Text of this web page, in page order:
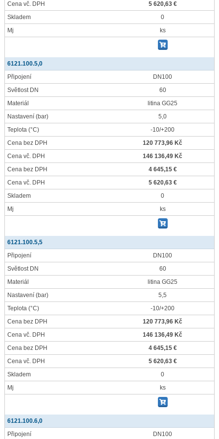
Cena vč. DPH
5 620,63 €
Skladem
0
Mj
ks
6121.100.5,0
Připojení
DN100
Světlost DN
60
Materiál
litina GG25
Nastavení (bar)
5,0
Teplota (°C)
-10/+200
Cena bez DPH
120 773,96 Kč
Cena vč. DPH
146 136,49 Kč
Cena bez DPH
4 645,15 €
Cena vč. DPH
5 620,63 €
Skladem
0
Mj
ks
6121.100.5,5
Připojení
DN100
Světlost DN
60
Materiál
litina GG25
Nastavení (bar)
5,5
Teplota (°C)
-10/+200
Cena bez DPH
120 773,96 Kč
Cena vč. DPH
146 136,49 Kč
Cena bez DPH
4 645,15 €
Cena vč. DPH
5 620,63 €
Skladem
0
Mj
ks
6121.100.6,0
Připojení
DN100